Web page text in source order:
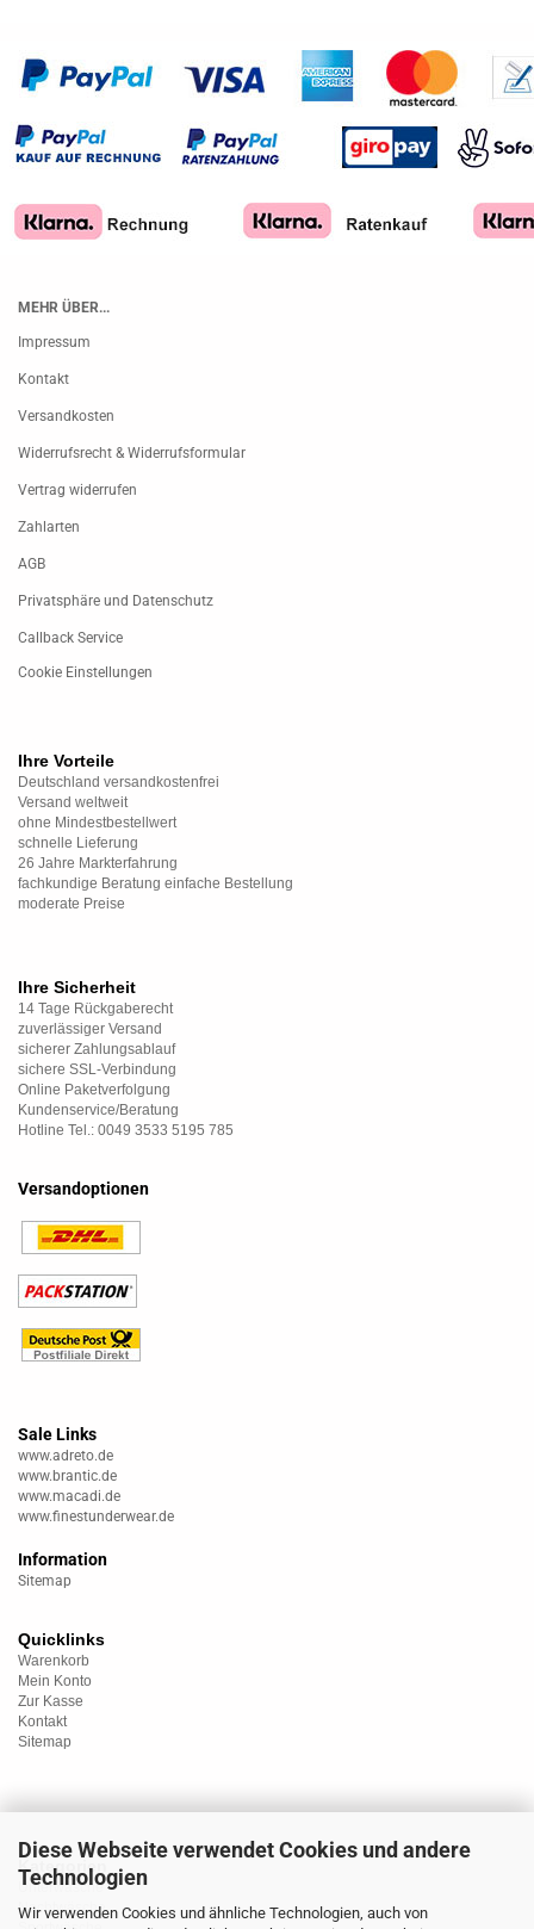
Diese Webseite verwendet Cookies und andere
Technologien
Wir verwenden Cookies und ähnliche Technologien, auch von
MEHR ÜBER...
Impressum
Kontakt
Versandkosten
Widerrufsrecht & Widerrufsformular
Vertrag widerrufen
Zahlarten
AGB
Privatsphäre und Datenschutz
Callback Service
Cookie Einstellungen
Ihre Vorteile
Deutschland versandkostenfrei
Versand weltweit
ohne Mindestbestellwert
schnelle Lieferung
26 Jahre Markterfahrung
fachkundige Beratung einfache Bestellung
moderate Preise
Ihre Sicherheit
14 Tage Rückgaberecht
zuverlässiger Versand
sicherer Zahlungsablauf
sichere SSL-Verbindung
Online Paketverfolgung
Kundenservice/Beratung
Hotline Tel.: 0049 3533 5195 785
Versandoptionen
Sale Links
www.adreto.de
www.brantic.de
www.macadi.de
www.finestunderwear.de
Information
Sitemap
Quicklinks
Warenkorb
Mein Konto
Zur Kasse
Kontakt
Sitemap
Kategorien
Unterwäsche
Nachtwäsche